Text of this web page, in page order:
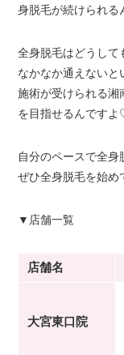
身脱毛が続けられ
全身脱毛はどうして
なかなか通えないと
施術が受けられる湘
を目指せるんです
自分のペースで全身
ぜひ全身脱毛を始
▼店舗一覧
店舗名
大宮東口院